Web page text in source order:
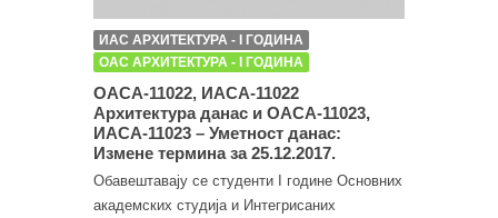
ИАС АРХИТЕКТУРА - I ГОДИНА
ОАС АРХИТЕКТУРА - I ГОДИНА
ОАСА-11022, ИАСА-11022
Архитектура данас и ОАСА-11023,
ИАСА-11023 – Уметност данас:
Измене термина за 25.12.2017.
Обавештавају се студенти I године Основних
академских студија и Интегрисаних